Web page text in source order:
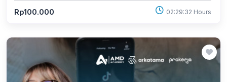
Rp100.000 02:29:32 Hours